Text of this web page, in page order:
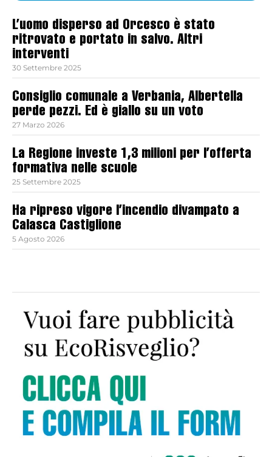
L’uomo disperso ad Orcesco è stato
ritrovato e portato in salvo. Altri
interventi
30 Settembre 2025
Consiglio comunale a Verbania, Albertella
perde pezzi. Ed è giallo su un voto
27 Marzo 2026
La Regione investe 1,3 milioni per l’offerta
formativa nelle scuole
25 Settembre 2025
Ha ripreso vigore l’incendio divampato a
Calasca Castiglione
5 Agosto 2026